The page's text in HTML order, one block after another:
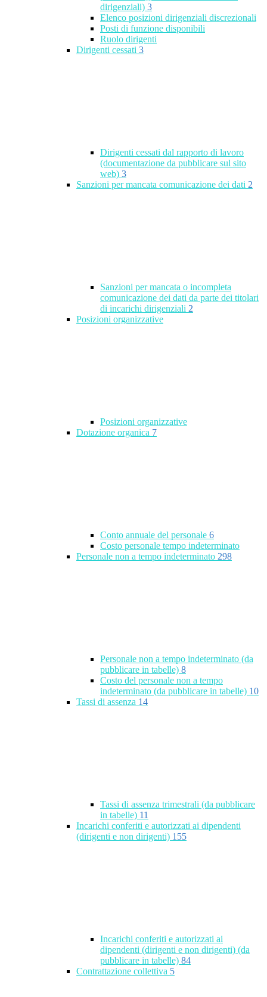
dirigenziali) 3
Elenco posizioni dirigenziali discrezionali
Posti di funzione disponibili
Ruolo dirigenti
Dirigenti cessati 3
Dirigenti cessati dal rapporto di lavoro
(documentazione da pubblicare sul sito
web) 3
Sanzioni per mancata comunicazione dei dati 2
Sanzioni per mancata o incompleta
comunicazione dei dati da parte dei titolari
di incarichi dirigenziali 2
Posizioni organizzative
Posizioni organizzative
Dotazione organica 7
Conto annuale del personale 6
Costo personale tempo indeterminato
Personale non a tempo indeterminato 298
Personale non a tempo indeterminato (da
pubblicare in tabelle) 8
Costo del personale non a tempo
indeterminato (da pubblicare in tabelle) 10
Tassi di assenza 14
Tassi di assenza trimestrali (da pubblicare
in tabelle) 11
Incarichi conferiti e autorizzati ai dipendenti
(dirigenti e non dirigenti) 155
Incarichi conferiti e autorizzati ai
dipendenti (dirigenti e non dirigenti) (da
pubblicare in tabelle) 84
Contrattazione collettiva 5